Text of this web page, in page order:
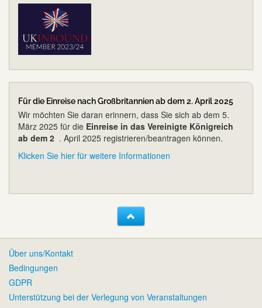
Für die Einreise nach Großbritannien ab dem 2. April 2025
Wir möchten Sie daran erinnern, dass Sie sich ab dem 5.
März 2025 für die Einreise in das Vereinigte Königreich
ab dem 2 . April 2025 registrieren/beantragen können.
Klicken Sie hier für weitere Informationen
Über uns/Kontakt
Bedingungen
GDPR
Unterstützung bei der Verlegung von Veranstaltungen